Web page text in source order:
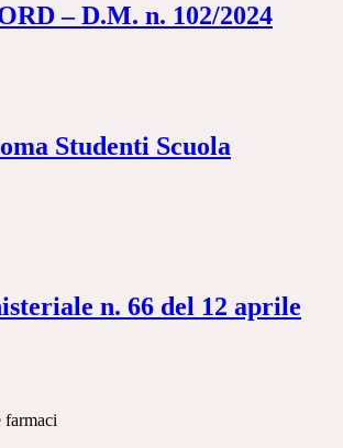
– D.M. n. 102/2024
Studenti Scuola
n. 66 del 12 aprile